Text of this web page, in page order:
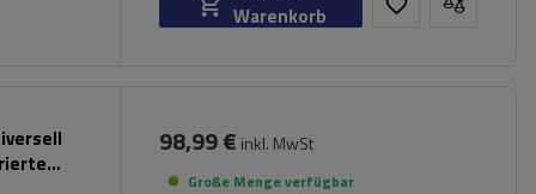
Warenkorb
98,99 € inkl. MwSt
Große Menge verfügbar